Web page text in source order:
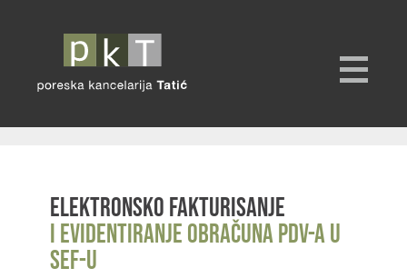
Elektronsko fakturisanje
i evidentiranje obračuna PDV-a u
SEF-u